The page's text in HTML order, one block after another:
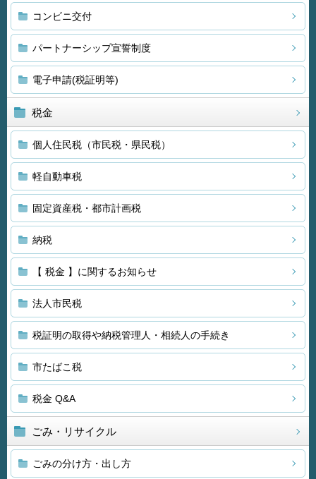
コンビニ交付
パートナーシップ宣誓制度
電子申請(税証明等)
税金
個人住民税（市民税・県民税）
軽自動車税
固定資産税・都市計画税
納税
【 税金 】に関するお知らせ
法人市民税
税証明の取得や納税管理人・相続人の手続き
市たばこ税
税金 Q&A
ごみ・リサイクル
ごみの分け方・出し方